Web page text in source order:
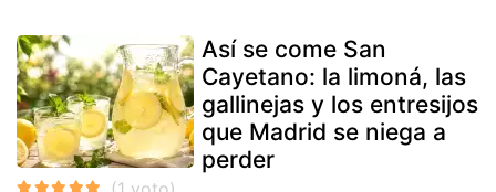
Así se come San
Cayetano: la limoná, las
gallinejas y los entresijos
que Madrid se niega a
perder